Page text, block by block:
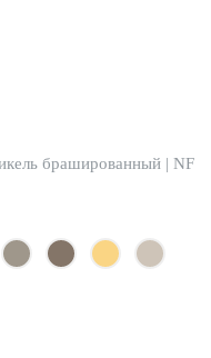
брашированный | NF